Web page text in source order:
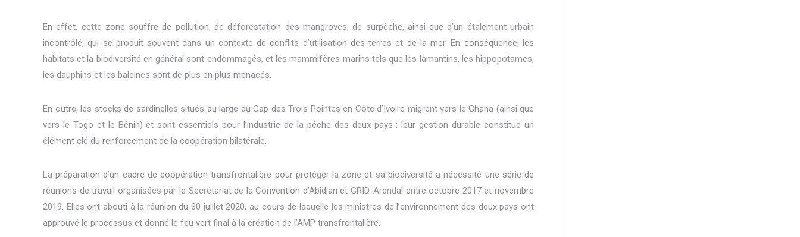
En effet, cette zone souffre de pollution, de déforestation des mangroves, de surpêche, ainsi que d’un étalement urbain
incontrôlé, qui se produit souvent dans un contexte de conflits d’utilisation des terres et de la mer. En conséquence, les
habitats et la biodiversité en général sont endommagés, et les mammifères marins tels que les lamantins, les hippopotames,
les dauphins et les baleines sont de plus en plus menacés.
En outre, les stocks de sardinelles situés au large du Cap des Trois Pointes en Côte d’Ivoire migrent vers le Ghana (ainsi que
vers le Togo et le Bénin) et sont essentiels pour l’industrie de la pêche des deux pays ; leur gestion durable constitue un
élément clé du renforcement de la coopération bilatérale.
La préparation d’un cadre de coopération transfrontalière pour protéger la zone et sa biodiversité a nécessité une série de
réunions de travail organisées par le Secrétariat de la Convention d’Abidjan et GRID-Arendal entre octobre 2017 et novembre
2019. Elles ont abouti à la réunion du 30 juillet 2020, au cours de laquelle les ministres de l’environnement des deux pays ont
approuvé le processus et donné le feu vert final à la création de l’AMP transfrontalière.